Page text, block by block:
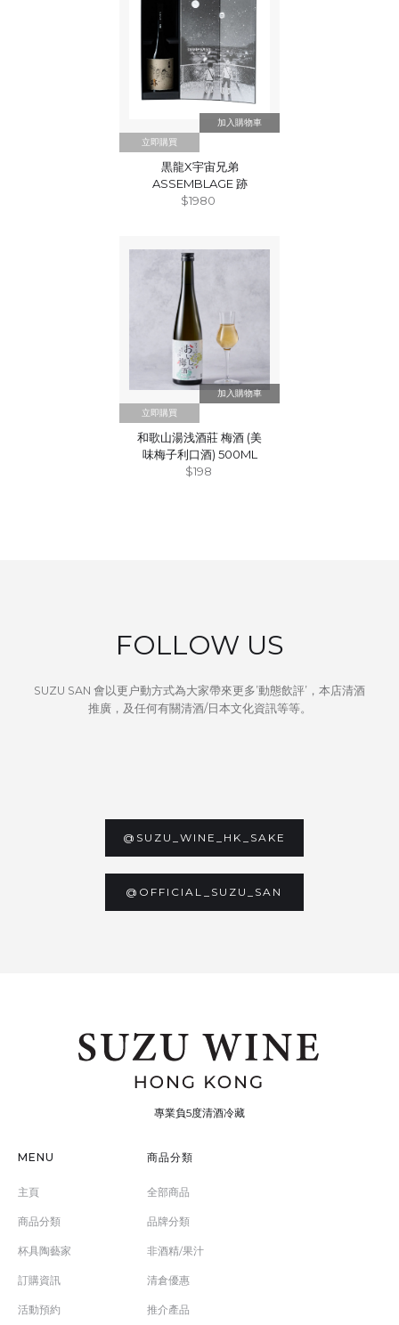
立即購買
黒龍X宇宙兄弟
ASSEMBLAGE 跡
$1980
立即購買
和歌山湯浅酒莊 梅酒 (美
味梅子利口酒) 500ML
$198
FOLLOW US
SUZU SAN 會以更户動方式為大家帶來更多’動態飲評’，本店清酒
推廣，及任何有關清酒/日本文化資訊等等。
@SUZU_WINE_HK_SAKE
@OFFICIAL_SUZU_SAN
專業負5度清酒冷藏
MENU
主頁
商品分類
杯具陶藝家
訂購資訊
活動預約
商品分類
全部商品
品牌分類
非酒精/果汁
清倉優惠
推介產品